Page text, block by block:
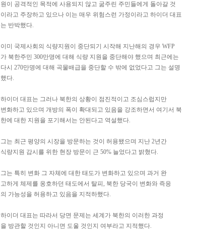
원이 공격적인 목적에 사용되지 않고 굶주린 주민들에게 돌아갈 것
이라고 주장하고 있으나 이는 매우 위험스런 가정이라고 하이더 대표
는 반박했다.
이미 국제사회의 식량지원이 중단되기 시작해 지난해의 경우 WFP
가 북한주민 300만명에 대해 식량 지원을 중단해야 했으며 최근에는
다시 270만명에 대해 곡물배급을 중단할 수 밖에 없었다고 그는 설명
했다.
하이더 대표는 그러나 북한의 상황이 점진적이고 조심스럽지만
변화하고 있으며 개방의 폭이 확대되고 있음을 강조하면서 여기서 북
한에 대한 지원을 포기해서는 안된다고 역설했다.
그는 최근 평양의 시장을 방문하는 것이 허용됐으며 지난 2년간
식량지원 감시를 위한 현장 방문이 근 50% 늘었다고 밝혔다.
그는 특히 변화 그 자체에 대한 태도가 변화하고 있으며 과거 완
고하게 체제를 옹호하던 태도에서 탈피, 북한 당국이 변화와 즉응
의 가능성을 허용하고 있음을 지적하했다.
하이더 대표는 따라서 당면 문제는 세계가 북한의 이러한 과정
을 방관할 것인지 아니면 도울 것인지 여부라고 지적했다.